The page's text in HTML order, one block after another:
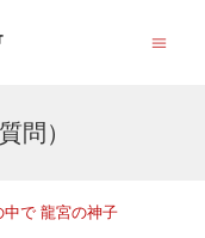
問）
で 龍宮の神子